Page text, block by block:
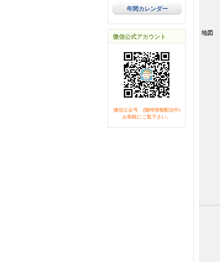
年間カレンダー
微信公式アカウント
微信公众号 (随時情報配信中)
お気軽にご覧下さい。
地図